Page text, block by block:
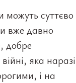
можуть суттєво
вже давно
добре
яка наразі
і на